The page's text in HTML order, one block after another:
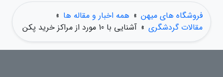
فروشگاه های میهن » همه اخبار و مقاله ها »
مقالات گردشگری » آشنایی با 10 مورد از مراکز خرید پکن